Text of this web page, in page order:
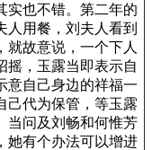
实也不错。第二年的
人用餐，刘夫人看到
就故意说，一个下人
摇，玉露当即表示自
意自己身边的祥福一
己代为保管，等玉露
当问及刘畅和何惟芳
她有个办法可以增进